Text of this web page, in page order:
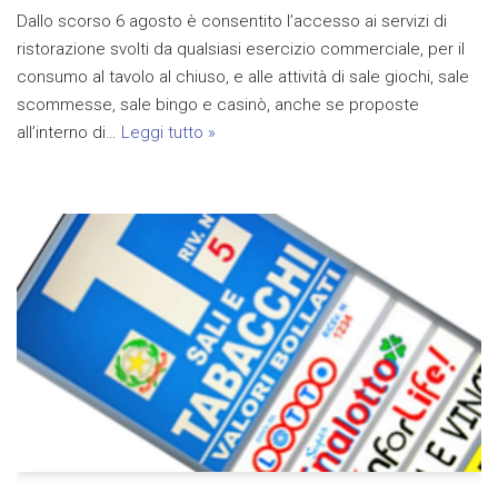
Dallo scorso 6 agosto è consentito l’accesso ai servizi di
ristorazione svolti da qualsiasi esercizio commerciale, per il
consumo al tavolo al chiuso, e alle attività di sale giochi, sale
scommesse, sale bingo e casinò, anche se proposte
all’interno di… Leggi tutto »